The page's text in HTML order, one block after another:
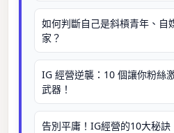
如何判斷自己是斜槓青年、自
家？
IG 經營逆襲：10 個讓你粉絲
武器！
告別平庸！IG經營的10大秘